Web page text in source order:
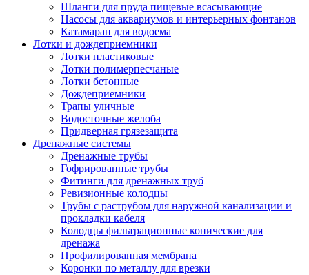
Шланги для пруда пищевые всасывающие
Насосы для аквариумов и интерьерных фонтанов
Катамаран для водоема
Лотки и дождеприемники
Лотки пластиковые
Лотки полимерпесчаные
Лотки бетонные
Дождеприемники
Трапы уличные
Водосточные желоба
Придверная грязезащита
Дренажные системы
Дренажные трубы
Гофрированные трубы
Фитинги для дренажных труб
Ревизионные колодцы
Трубы с раструбом для наружной канализации и
прокладки кабеля
Колодцы фильтрационные конические для
дренажа
Профилированная мембрана
Коронки по металлу для врезки